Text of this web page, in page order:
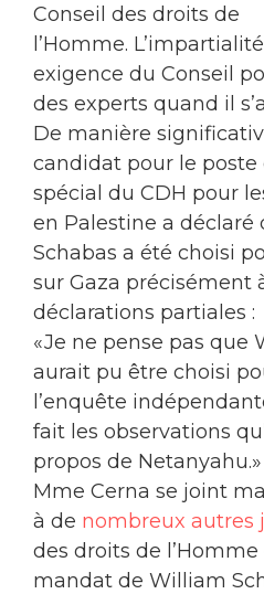
Conseil des droits de
l’Homme.
exigence du Conseil
des experts quand il
De manière
candidat pour le
spécial du CDH pour
en Palestine a déclaré
Schabas a été choisi
sur Gaza précisément
déclarations partiales :
«Je ne pense pas que
aurait pu être choisi
l’enquête
fait les observations
propos de Netanyahu.»
Mme Cerna se joint
à de nombreux autres
des droits de
mandat de William